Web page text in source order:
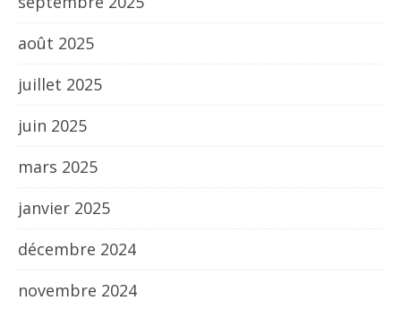
août 2025
juillet 2025
juin 2025
mars 2025
janvier 2025
décembre 2024
novembre 2024